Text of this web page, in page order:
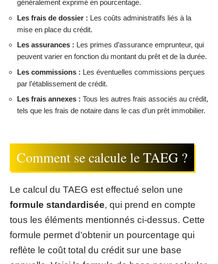
généralement exprimé en pourcentage.
Les frais de dossier : Les coûts administratifs liés à la
mise en place du crédit.
Les assurances : Les primes d’assurance emprunteur, qui
peuvent varier en fonction du montant du prêt et de la durée.
Les commissions : Les éventuelles commissions perçues
par l’établissement de crédit.
Les frais annexes : Tous les autres frais associés au crédit,
tels que les frais de notaire dans le cas d’un prêt immobilier.
Comment se calcule le TAEG ?
Le calcul du TAEG est effectué selon une
formule standardisée, qui prend en compte
tous les éléments mentionnés ci-dessus. Cette
formule permet d’obtenir un pourcentage qui
reflète le coût total du crédit sur une base